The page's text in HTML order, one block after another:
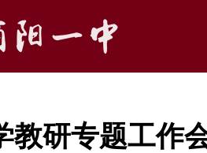
教研专题工作